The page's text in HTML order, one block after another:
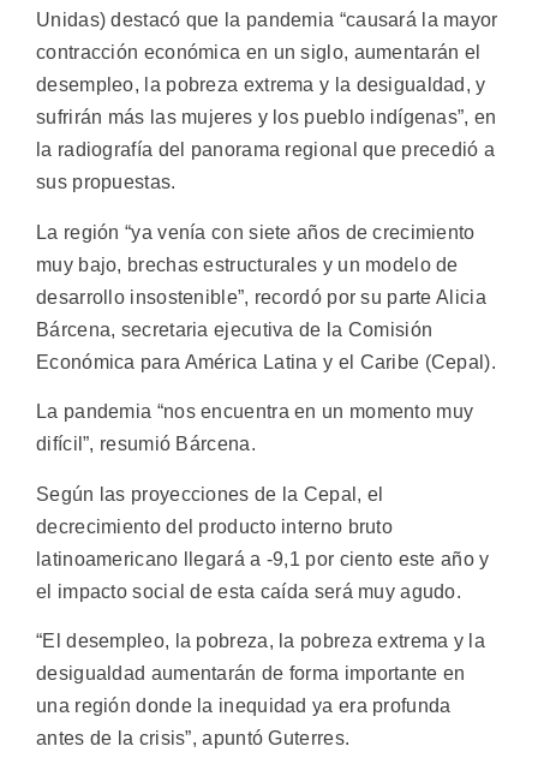
Unidas) destacó que la pandemia “causará la mayor
contracción económica en un siglo, aumentarán el
desempleo, la pobreza extrema y la desigualdad, y
sufrirán más las mujeres y los pueblo indígenas”, en
la radiografía del panorama regional que precedió a
sus propuestas.
La región “ya venía con siete años de crecimiento
muy bajo, brechas estructurales y un modelo de
desarrollo insostenible”, recordó por su parte Alicia
Bárcena, secretaria ejecutiva de la Comisión
Económica para América Latina y el Caribe (Cepal).
La pandemia “nos encuentra en un momento muy
difícil”, resumió Bárcena.
Según las proyecciones de la Cepal, el
decrecimiento del producto interno bruto
latinoamericano llegará a -9,1 por ciento este año y
el impacto social de esta caída será muy agudo.
“El desempleo, la pobreza, la pobreza extrema y la
desigualdad aumentarán de forma importante en
una región donde la inequidad ya era profunda
antes de la crisis”, apuntó Guterres.